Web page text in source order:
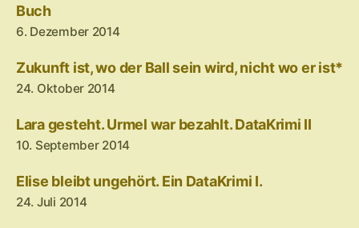
Buch
6. Dezember 2014
Zukunft ist, wo der Ball sein wird, nicht wo er ist*
24. Oktober 2014
Lara gesteht. Urmel war bezahlt. DataKrimi II
10. September 2014
Elise bleibt ungehört. Ein DataKrimi I.
24. Juli 2014